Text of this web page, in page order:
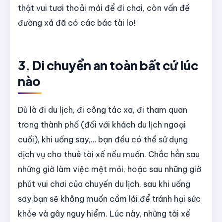
thật vui tươi thoải mái để đi chơi, còn vấn đề
đường xá đã có các bác tài lo!
3. Di chuyển an toàn bất cứ lúc
nào
Dù là đi du lịch, đi công tác xa, đi tham quan
trong thành phố (đối với khách du lịch ngoại
cuối), khi uống say,… bạn đều có thể sử dụng
dịch vụ cho thuê tài xế nếu muốn. Chắc hẳn sau
những giờ làm việc mệt mỏi, hoặc sau những giờ
phút vui chơi của chuyến du lịch, sau khi uống
say bạn sẽ không muốn cầm lái để tránh hại sức
khỏe và gây nguy hiểm. Lúc này, những tài xế